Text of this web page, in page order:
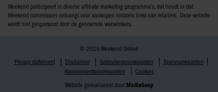
Weekend participeert in diverse affiliate marketing programma’s, dat houdt in dat
Weekend commissies ontvangt voor aankopen middels links van retailers. Deze website
wordt niet gesponsord door de genoemde webwinkels.
© 2026 Weekend Online
Privacy statement
Disclaimer Gebruikersvoorwaarden
Spelvoorwaarden
Abonnementsvoorwaarden
Cookies
Website gerealiseerd door MediaSoep